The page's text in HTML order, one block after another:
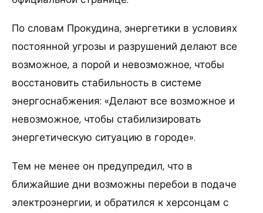
По словам Прокудина, энергетики в условиях
постоянной угрозы и разрушений делают все
возможное, а порой и невозможное, чтобы
восстановить стабильность в системе
энергоснабжения: «Делают все возможное и
невозможное, чтобы стабилизировать
энергетическую ситуацию в городе».
Тем не менее он предупредил, что в
ближайшие дни возможны перебои в подаче
электроэнергии, и обратился к херсонцам с